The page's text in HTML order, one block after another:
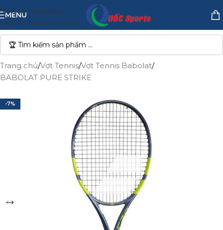
Skip to navigation
Skip to main content
MENU
Trang chủ/Vợt Tennis/Vợt Tennis Babolat/
BABOLAT PURE STRIKE
-7%